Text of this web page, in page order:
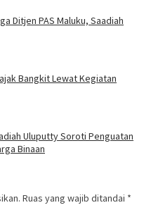
Ditjen PAS Maluku, Saadiah
Bangkit Lewat Kegiatan
Uluputty Soroti Penguatan
Binaan
Ruas yang wajib ditandai *